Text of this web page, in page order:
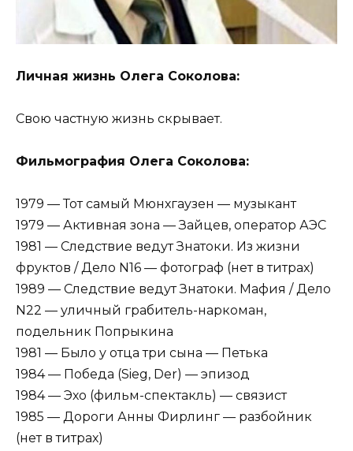
Личная жизнь Олега Соколова:
Свою частную жизнь скрывает.
Фильмография Олега Соколова:
1979 — Тот самый Мюнхгаузен — музыкант
1979 — Активная зона — Зайцев, оператор АЭС
1981 — Следствие ведут Знатоки. Из жизни
фруктов / Дело N16 — фотограф (нет в титрах)
1989 — Следствие ведут Знатоки. Мафия / Дело
N22 — уличный грабитель-наркоман,
подельник Попрыкина
1981 — Было у отца три сына — Петька
1984 — Победа (Sieg, Der) — эпизод
1984 — Эхо (фильм-спектакль) — связист
1985 — Дороги Анны Фирлинг — разбойник
(нет в титрах)